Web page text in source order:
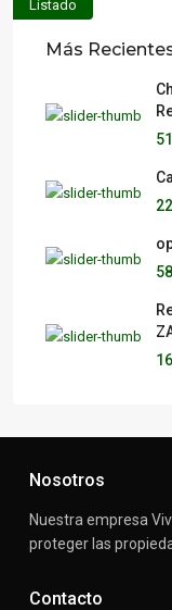
Listado
Más
Nosotros
Nuestra empresa
proteger las
Contacto